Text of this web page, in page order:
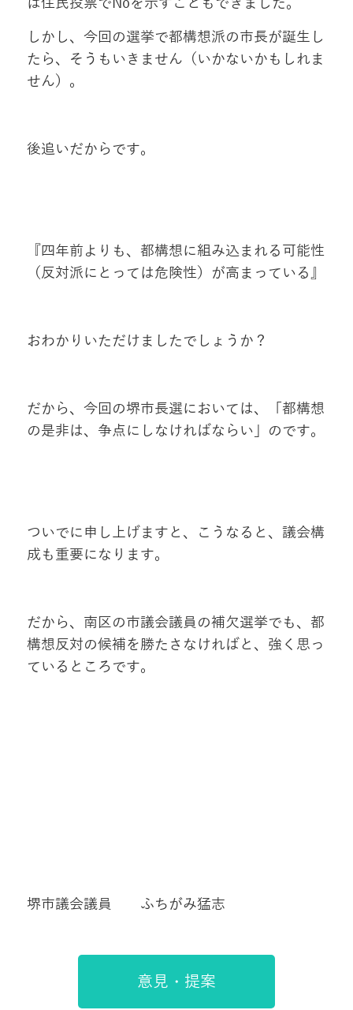
は住民投票でNoを示すこともできました。
しかし、今回の選挙で都構想派の市長が誕生し
たら、そうもいきません（いかないかもしれま
せん）。
後追いだからです。
『四年前よりも、都構想に組み込まれる可能性
（反対派にとっては危険性）が高まっている』
おわかりいただけましたでしょうか？
だから、今回の堺市長選においては、「都構想
の是非は、争点にしなければならい」のです。
ついでに申し上げますと、こうなると、議会構
成も重要になります。
だから、南区の市議会議員の補欠選挙でも、都
構想反対の候補を勝たさなければと、強く思っ
ているところです。
堺市議会議員 ふちがみ猛志
意見・提案